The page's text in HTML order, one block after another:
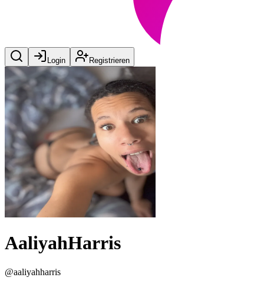
Login Registrieren
AaliyahHarris
@aaliyahharris